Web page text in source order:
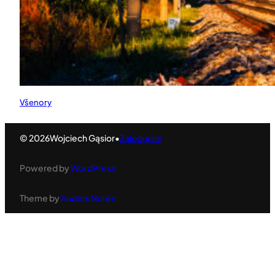
Všenory
© 2026Wojciech Gąsior•Zaloguj się
Powered byWordPress
Theme byAnders Norén